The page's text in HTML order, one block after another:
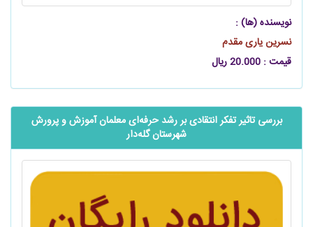
نویسنده (ها) :
نسرین یاری مقدم
قیمت : 20.000 ریال
بررسی تاثیر تفکر انتقادی بر رشد حرفه‌ای معلمان آموزش و پرورش
شهرستان ‌گله‌دار